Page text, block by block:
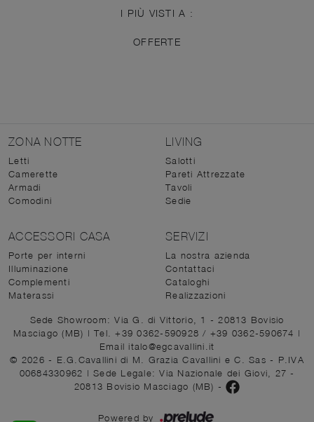
I PIÙ VISTI A :
OFFERTE
ZONA NOTTE
Letti
Camerette
Armadi
Comodini
LIVING
Salotti
Pareti Attrezzate
Tavoli
Sedie
ACCESSORI CASA
Porte per interni
Illuminazione
Complementi
Materassi
SERVIZI
La nostra azienda
Contattaci
Cataloghi
Realizzazioni
Sede Showroom: Via G. di Vittorio, 1 - 20813 Bovisio
Masciago (MB) | Tel. +39 0362-590928/ +39 0362-590674 |
Email italo@egcavallini.it
© 2026 - E.G.Cavallini di M. Grazia Cavallini e C. Sas - P.IVA
00684330962 | Sede Legale: Via Nazionale dei Giovi, 27 -
20813 Bovisio Masciago (MB) -
Powered by